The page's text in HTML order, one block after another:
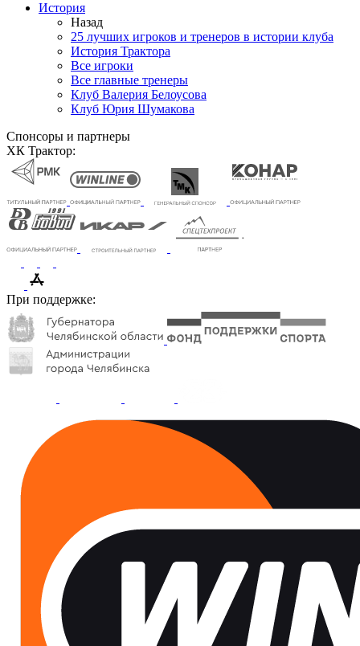
История
Назад
25 лучших игроков и тренеров в истории клуба
История Трактора
Все игроки
Все главные тренеры
Клуб Валерия Белоусова
Клуб Юрия Шумакова
Спонсоры и партнеры
ХК Трактор:
При поддержке: